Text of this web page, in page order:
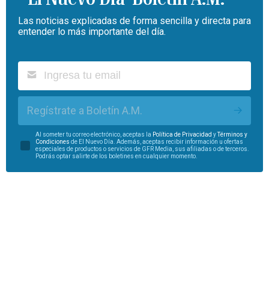
Las noticias explicadas de forma sencilla y directa para
entender lo más importante del día.
Regístrate a Boletín A.M.
Al someter tu correo electrónico, aceptas la Política de Privacidad yTérminos y
Condiciones de El Nuevo Día. Además, aceptas recibir información u ofertas
especiales de productos o servicios de GFR Media, sus afiliadas o de terceros.
Podrás optar salirte de los boletines en cualquier momento.